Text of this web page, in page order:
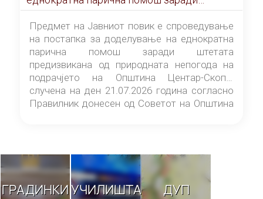
штетата предизвикана од природната
непогода на подрачјето на Општина
Центар-Скопје случена на ден 21.07.2026
година
Предмет на Јавниот повик е спроведување
на постапка за доделување на еднократна
парична помош заради штетата
предизвикана од природната непогода на
подрачјето на Општина Центар-Скопје
случена на ден 21.07.2026 година согласно
Правилник донесен од Советот на Општина
ГРАДИНКИУЧИЛИШТА ДУП